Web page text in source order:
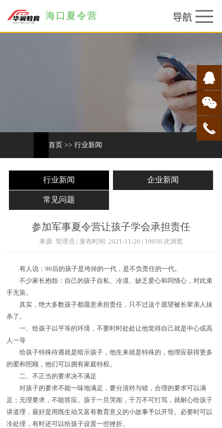
海口夏令营
首页 >> 行业新闻
行业新闻 企业新闻
常见问题
参加军事夏令营让孩子学会承担责任
来源: 管理员 | 发布时间: 2021-11-20 | 10050 次浏览
有人说：90后的孩子是垮掉的一代，是不负责任的一代。
不少家长抱怨：自己的孩子自私、冷漠、缺乏爱心和同情心，对此束
手无策。
其实，绝大多数孩子都愿意承担责任，只不过这个愿望被长辈亲人抹
杀了。
一、给孩子以平等的环境，不要时时处处让他觉得自己就是中心或高
人一等
给孩子特殊待遇就是暗示孩子，他生来就是特殊的，他理应获得更多
的爱和照顾，他们可以拥有家庭特权。
二、不正当的要求决不满足
对孩子的要求不能一味地满足，要分清对与错，合理的要求可以满
足；无理要求，不能答应。孩子一旦哭闹，千万不可打骂，就耐心给孩子
讲道理，最好是用既生动又富有教育意义的小故事予以开导。必要时可以
冷处理，有时还可以给孩子设置一些挫折。